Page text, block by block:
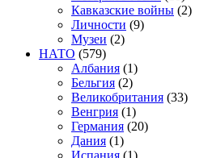
Кавказские войны (2)
Личности (9)
Музеи (2)
НАТО (579)
Албания (1)
Бельгия (2)
Великобритания (33)
Венгрия (1)
Германия (20)
Дания (1)